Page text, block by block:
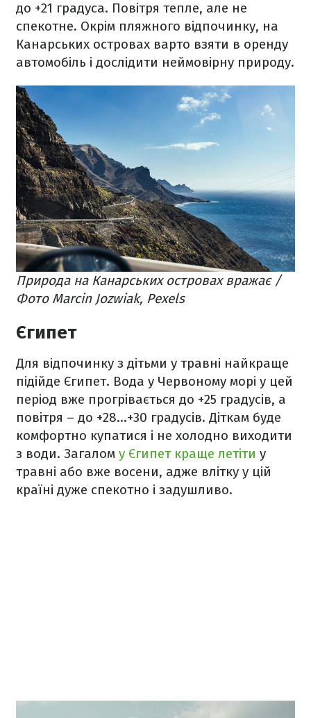
до +21 градуса. Повітря тепле, але не
спекотне. Окрім пляжного відпочинку, на
Канарських островах варто взяти в оренду
автомобіль і дослідити неймовірну природу.
Природа на Канарських островах вражає /
Фото Marcin Jozwiak, Pexels
Єгипет
Для відпочинку з дітьми у травні найкраще
підійде Єгипет. Вода у Червоному морі у цей
період вже прогрівається до +25 градусів, а
повітря – до +28...+30 градусів. Діткам буде
комфортно купатися і не холодно виходити
з води. Загалом у Єгипет краще летіти у
травні або вже восени, адже влітку у цій
країні дуже спекотно і задушливо.